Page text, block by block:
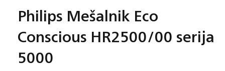
Philips Mešalnik Eco
Conscious HR2500/00 serija
5000